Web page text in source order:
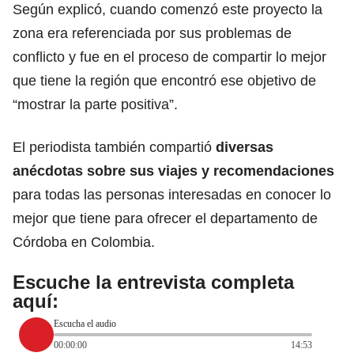
Según explicó, cuando comenzó este proyecto la
zona era referenciada por sus problemas de
conflicto y fue en el proceso de compartir lo mejor
que tiene la región que encontró ese objetivo de
“mostrar la parte positiva”.
El periodista también compartió diversas
anécdotas sobre sus viajes y recomendaciones
para todas las personas interesadas en conocer lo
mejor que tiene para ofrecer el departamento de
Córdoba en Colombia.
Escuche la entrevista completa
aquí:
Escucha el audio
00:00:00
14:53